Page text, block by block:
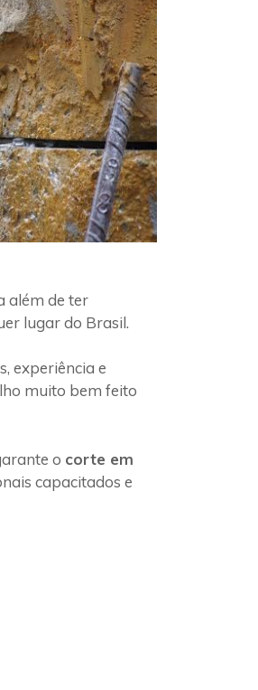
além de ter
lugar do Brasil.
experiência e
muito bem feito
o corte em
capacitados e